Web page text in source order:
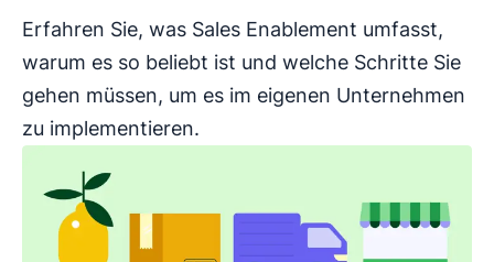
Erfahren Sie, was Sales Enablement umfasst,
warum es so beliebt ist und welche Schritte Sie
gehen müssen, um es im eigenen Unternehmen
zu implementieren.